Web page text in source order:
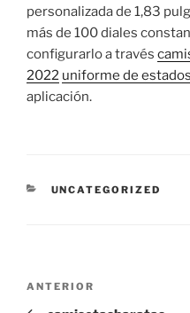
personalizada de 1,83
más de 100 diales
configurarlo a través
2022 uniforme de
aplicación.
CATEGORÍAS
UNCATEGORIZED
Entrada
anterior:
ANTERIOR